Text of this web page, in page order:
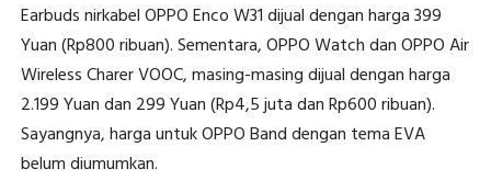
Earbuds nirkabel OPPO Enco W31 dijual dengan harga 399
Yuan (Rp800 ribuan). Sementara, OPPO Watch dan OPPO Air
Wireless Charer VOOC, masing-masing dijual dengan harga
2.199 Yuan dan 299 Yuan (Rp4,5 juta dan Rp600 ribuan).
Sayangnya, harga untuk OPPO Band dengan tema EVA
belum diumumkan.